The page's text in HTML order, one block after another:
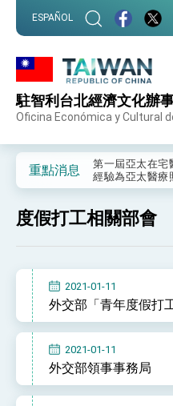
ESPAÑOL
駐智利台北經濟文化辦
Oficina Económica y Cultural
重點消息
外交部重要言論
事處」，進一步
第一屆亞太在
經驗為亞太醫療
及「台灣智慧醫
世界展現台灣守
總統出訪史瓦
訪問
總統與五院院長
國家邁出合作第
總統農曆春節談
台美貿易協議完
性突破 總統強
臺美簽署「對等
度假打工相關部會
2021-01-11
外交部「青年度假打
2021-01-11
外交部領事事務局